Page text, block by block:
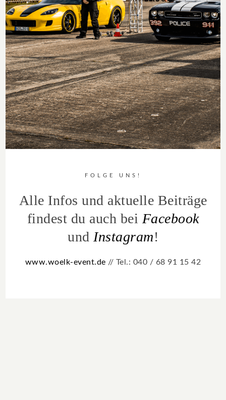
FOLGE UNS!
Alle Infos und aktuelle Beiträge
findest du auch bei Facebook
und Instagram!
www.woelk-event.de // Tel.: 040 / 68 91 15 42